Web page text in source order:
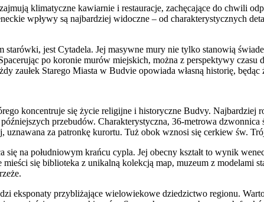
klimatyczne kawiarnie i restauracje, zachęcające do chwili
wpływy są najbardziej widoczne – od charakterystycznych
jest Cytadela. Jej masywne mury nie tylko stanowią
po koronie murów miejskich, można z perspektywy
zaułek Starego Miasta w Budvie opowiada własną historię,
koncentruje się życie religijne i historyczne Budvy.
przebudów. Charakterystyczna, 36-metrowa
za patronkę kurortu. Tuż obok wznosi się cerkiew św.
na południowym krańcu cypla. Jej obecny kształt to wynik
się biblioteka z unikalną kolekcją map, muzeum z modelami
eksponaty przybliżające wielowiekowe dziedzictwo regionu.